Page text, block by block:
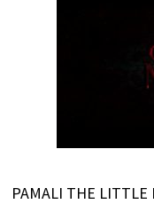
PAMALI THE